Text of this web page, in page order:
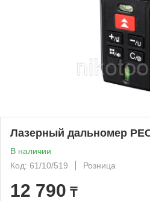
Лазерный дальномер
В наличии
Код: 61/10/519
Розница
12 790 ₸